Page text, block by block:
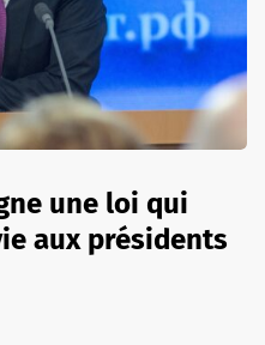
une loi qui
aux présidents